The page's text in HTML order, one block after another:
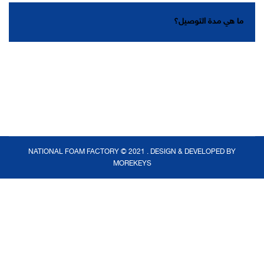
ما هي مدة التوصيل؟
NATIONAL FOAM FACTORY © 2021 . DESIGN & DEVELOPED BY
MOREKEYS